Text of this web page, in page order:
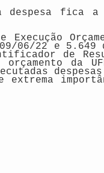
despesa
Execução
09/06/22 e
de
da
extrema